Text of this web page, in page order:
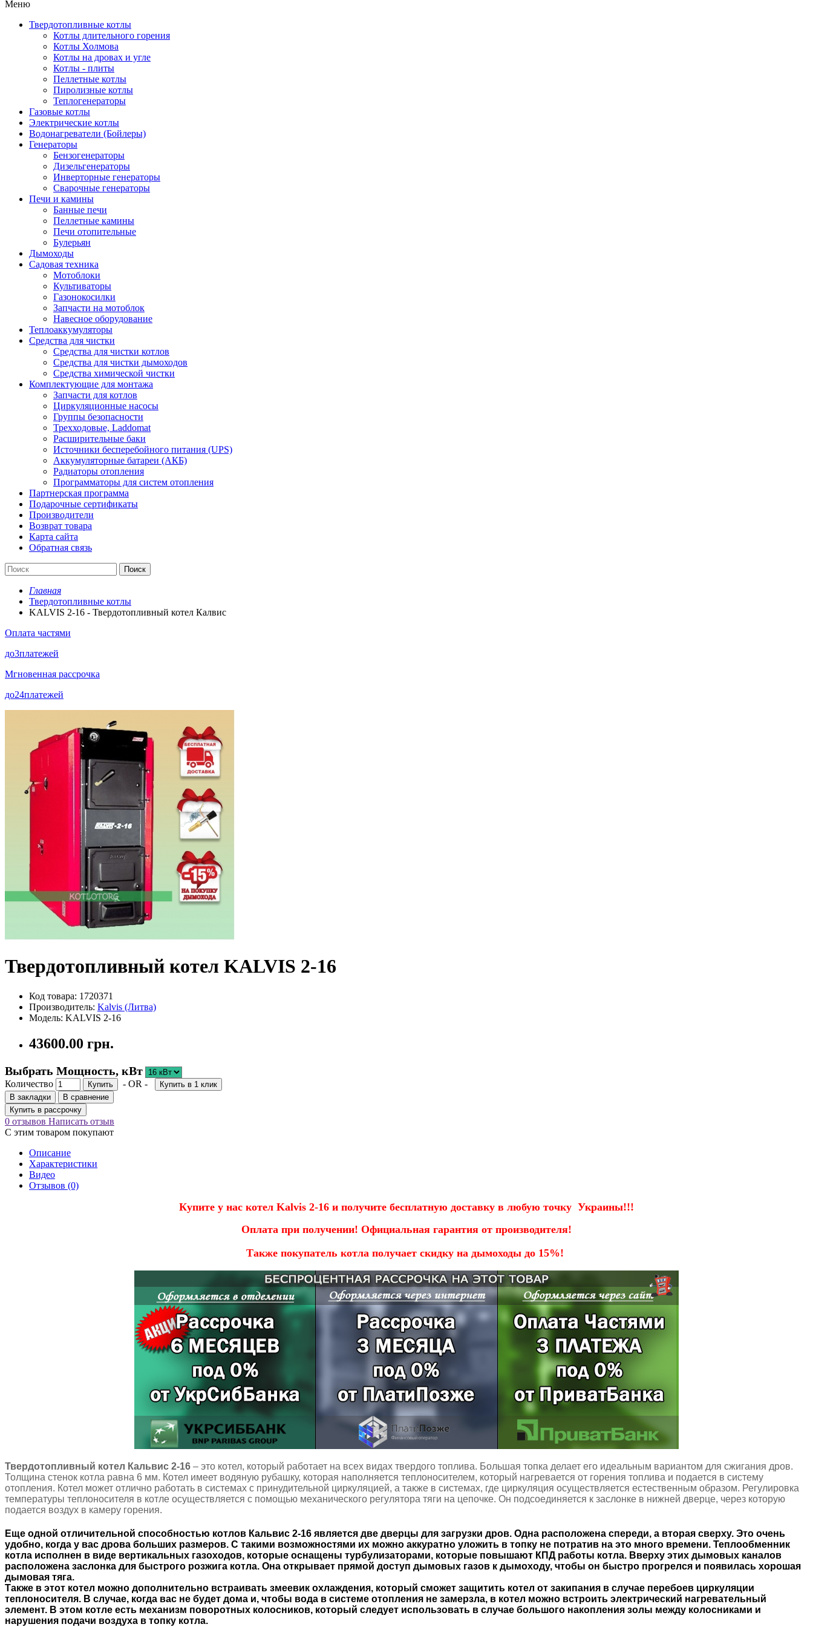
Меню
Твердотопливные котлы
Котлы длительного горения
Котлы Холмова
Котлы на дровах и угле
Котлы - плиты
Пеллетные котлы
Пиролизные котлы
Теплогенераторы
Газовые котлы
Электрические котлы
Водонагреватели (Бойлеры)
Генераторы
Бензогенераторы
Дизельгенераторы
Инверторные генераторы
Сварочные генераторы
Печи и камины
Банные печи
Пеллетные камины
Печи отопительные
Булерьян
Дымоходы
Садовая техника
Мотоблоки
Культиваторы
Газонокосилки
Запчасти на мотоблок
Навесное оборудование
Теплоаккумуляторы
Средства для чистки
Средства для чистки котлов
Средства для чистки дымоходов
Средства химической чистки
Комплектующие для монтажа
Запчасти для котлов
Циркуляционные насосы
Группы безопасности
Трехходовые, Laddomat
Расширительные баки
Источники бесперебойного питания (UPS)
Аккумуляторные батареи (АКБ)
Радиаторы отопления
Программаторы для систем отопления
Партнерская программа
Подарочные сертификаты
Производители
Возврат товара
Карта сайта
Обратная связь
Поиск
Главная
Твердотопливные котлы
KALVIS 2-16 - Твердотопливный котел Калвис
Оплата частями
до3платежей
Мгновенная рассрочка
до24платежей
Твердотопливный котел KALVIS 2-16
Код товара: 1720371
Производитель: Kalvis (Литва)
Модель: KALVIS 2-16
43600.00 грн.
Выбрать Мощность, кВт
Количество Купить - OR -
Купить в 1 клик
В закладки
В сравнение
Купить в рассрочку
0 отзывов Написать отзыв
С этим товаром покупают
Описание
Характеристики
Видео
Отзывов (0)
Купите у нас котел Kalvis 2-16 и получите бесплатную доставку в любую точку Украины!!!
Оплата при получении! Официальная гарантия от производителя!
Также покупатель котла получает скидку на дымоходы до 15%!
Твердотопливный котел Кальвис 2-16 – это котел, который работает на всех видах твердого топлива. Большая топка делает его идеальным вариантом для сжигания дров.
Толщина стенок котла равна 6 мм. Котел имеет водяную рубашку, которая наполняется теплоносителем, который нагревается от горения топлива и подается в систему
отопления. Котел может отлично работать в системах с принудительной циркуляцией, а также в системах, где циркуляция осуществляется естественным образом. Регулировка
температуры теплоносителя в котле осуществляется с помощью механического регулятора тяги на цепочке. Он подсоединяется к заслонке в нижней дверце, через которую
подается воздух в камеру горения.
Еще одной отличительной способностью котлов Кальвис 2-16 является две дверцы для загрузки дров. Одна расположена спереди, а вторая сверху. Это очень
удобно, когда у вас дрова больших размеров. С такими возможностями их можно аккуратно уложить в топку не потратив на это много времени. Теплообменник
котла исполнен в виде вертикальных газоходов, которые оснащены турбулизаторами, которые повышают КПД работы котла. Вверху этих дымовых каналов
расположена заслонка для быстрого розжига котла. Она открывает прямой доступ дымовых газов к дымоходу, чтобы он быстро прогрелся и появилась хорошая
дымовая тяга.
Также в этот котел можно дополнительно встраивать змеевик охлаждения, который сможет защитить котел от закипания в случае перебоев циркуляции
теплоносителя. В случае, когда вас не будет дома и, чтобы вода в системе отопления не замерзла, в котел можно встроить электрический нагревательный
элемент. В этом котле есть механизм поворотных колосников, который следует использовать в случае большого накопления золы между колосниками и
нарушения подачи воздуха в топку котла.